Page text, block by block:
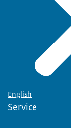
English
Service